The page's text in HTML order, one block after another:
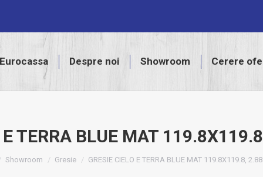
Eurocassa Despre noi Showroom Cerere
E TERRA BLUE MAT
here:
Showroom Gresie GRESIE CIELO E TERRA BLUE MAT 119.8X119.8,
Despre noi Showroom Cerere ofertă